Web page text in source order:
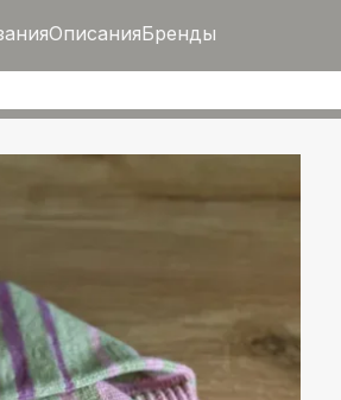
ОписанияБренды